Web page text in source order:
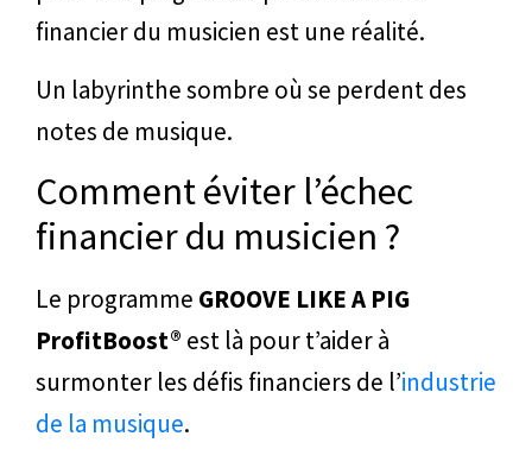
financier du musicien est une réalité.
Un labyrinthe sombre où se perdent des
notes de musique.
Comment éviter l’échec
financier du musicien ?
Le programme GROOVE LIKE A PIG
ProfitBoost® est là pour t’aider à
surmonter les défis financiers de l’industrie
de la musique.